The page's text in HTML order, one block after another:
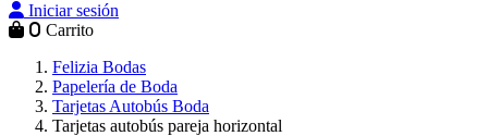
Iniciar sesión
0 Carrito
Felizia Bodas
Papelería de Boda
Tarjetas Autobús Boda
Tarjetas autobús pareja horizontal